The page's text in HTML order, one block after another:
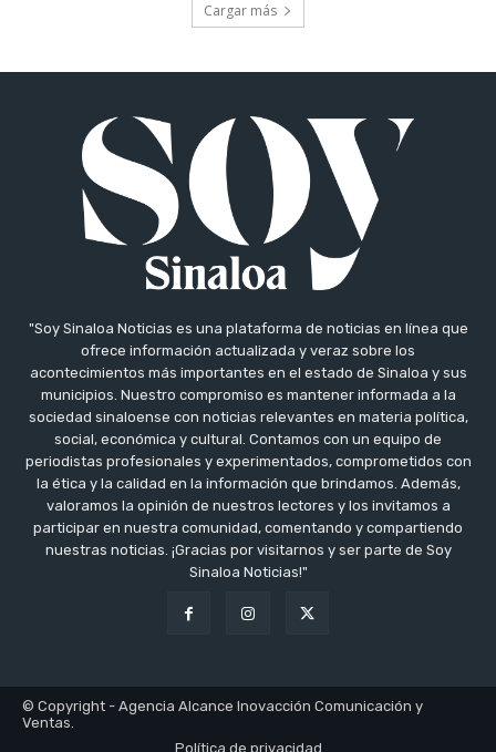
Cargar más
"Soy Sinaloa Noticias es una plataforma de noticias en línea que
ofrece información actualizada y veraz sobre los
acontecimientos más importantes en el estado de Sinaloa y sus
municipios. Nuestro compromiso es mantener informada a la
sociedad sinaloense con noticias relevantes en materia política,
social, económica y cultural. Contamos con un equipo de
periodistas profesionales y experimentados, comprometidos con
la ética y la calidad en la información que brindamos. Además,
valoramos la opinión de nuestros lectores y los invitamos a
participar en nuestra comunidad, comentando y compartiendo
nuestras noticias. ¡Gracias por visitarnos y ser parte de Soy
Sinaloa Noticias!"
© Copyright - Agencia Alcance Inovacción Comunicación y
Ventas.
Política de privacidad